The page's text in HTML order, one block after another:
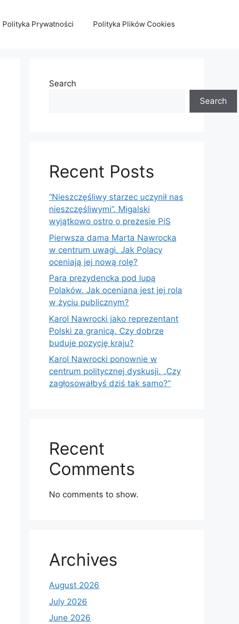
Polityka Prywatności Polityka Plików Cookies
Search
Search
Recent Posts
“Nieszczęśliwy starzec uczynił nas
nieszczęśliwymi”. Migalski
wyjątkowo ostro o prezesie PiS
Pierwsza dama Marta Nawrocka
w centrum uwagi. Jak Polacy
oceniają jej nową rolę?
Para prezydencka pod lupą
Polaków. Jak oceniana jest jej rola
w życiu publicznym?
Karol Nawrocki jako reprezentant
Polski za granicą. Czy dobrze
buduje pozycję kraju?
Karol Nawrocki ponownie w
centrum politycznej dyskusji. „Czy
zagłosowałbyś dziś tak samo?”
Recent
Comments
No comments to show.
Archives
August 2026
July 2026
June 2026